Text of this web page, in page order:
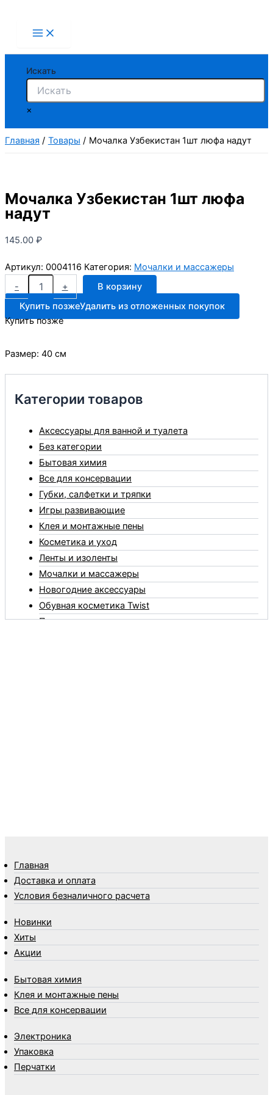
Искать
×
Главная Товары Мочалка Узбекистан 1шт люфа надут
Категории товаров
Аксессуары для ванной и туалета
Без категории
Бытовая химия
Все для консервации
Губки, салфетки и тряпки
Игры развивающие
Клея и монтажные пены
Косметика и уход
Ленты и изоленты
Мочалки и массажеры
Новогодние аксессуары
Обувная косметика Twist
Пакеты и мешки
Товары для кухни
Товары для сада и огорода
Товары для туризма и отдыха
Упаковка
Фонари, лампы и удлинители
Швабры, стекломои, черенки и насадки
Шнуры, веревки и шпагаты
Электроника
Элементы питания
Мочалка Узбекистан 1шт люфа
надут
145.00 ₽
Артикул: 0004116 Категория: Мочалки и массажеры
-
Количество
товара
Мочалка
Узбекистан
1шт
надут
+
В корзину
Купить позжеУдалить из отложенных покупок
Купить позже
Размер: 40 см
Главная
Доставка и оплата
Условия безналичного расчета
Новинки
Хиты
Акции
Бытовая химия
Клея и монтажные пены
Все для консервации
Электроника
Упаковка
Перчатки